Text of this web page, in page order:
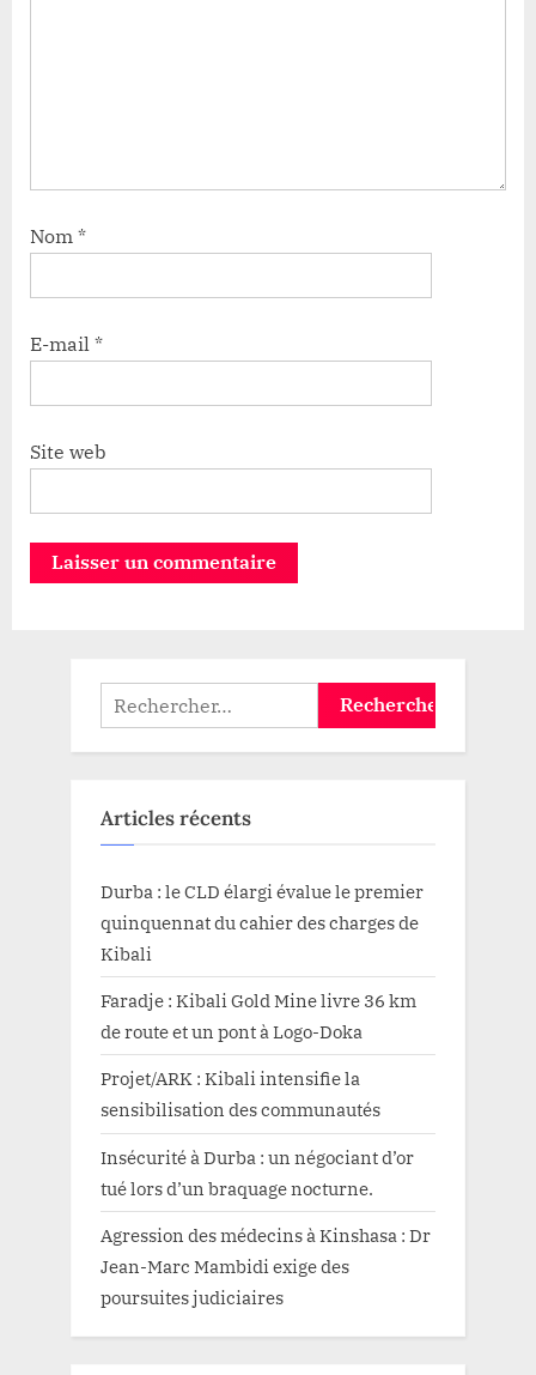
Nom *
E-mail *
Site web
Rechercher :
Articles récents
Durba : le CLD élargi évalue le premier
quinquennat du cahier des charges de
Kibali
Faradje : Kibali Gold Mine livre 36 km
de route et un pont à Logo-Doka
Projet/ARK : Kibali intensifie la
sensibilisation des communautés
Insécurité à Durba : un négociant d’or
tué lors d’un braquage nocturne.
Agression des médecins à Kinshasa : Dr
Jean-Marc Mambidi exige des
poursuites judiciaires